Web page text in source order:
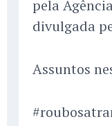
pela
divulgada
Assuntos